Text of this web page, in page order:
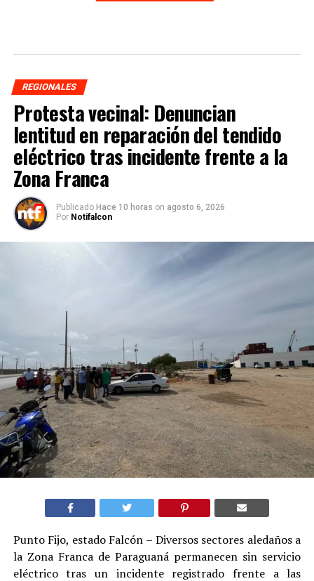
REGIONALES
Protesta vecinal: Denuncian
lentitud en reparación del tendido
eléctrico tras incidente frente a la
Zona Franca
Publicado Hace 10 horas on agosto 6, 2026
Por Notifalcon
Punto Fijo, estado Falcón – Diversos sectores aledaños a
la Zona Franca de Paraguaná permanecen sin servicio
eléctrico tras un incidente registrado frente a las